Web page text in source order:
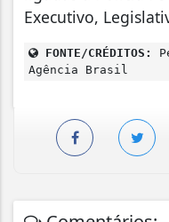
Executivo,
FONTE/CRÉDITOS:
Agência Brasil